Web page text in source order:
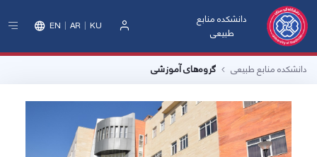
دانشکده منابع
طبیعی
EN AR KU
دانشکده منابع طبیعی گروه‌های آموزشی